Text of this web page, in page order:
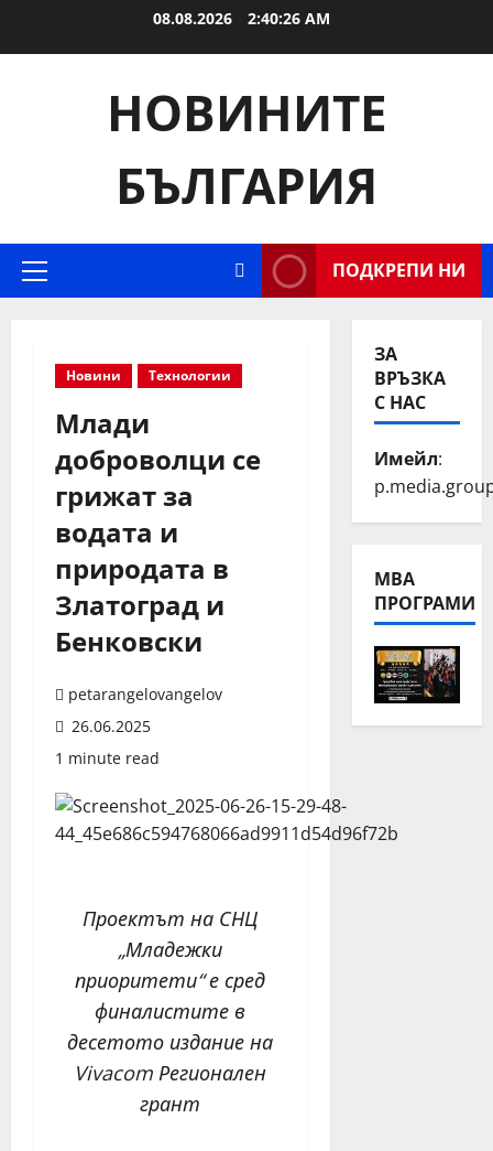
08.08.2026 2:40:26 AM
НОВИНИТЕ
БЪЛГАРИЯ
Primary
ПОДКРЕПИ НИ
Новини Технологии
Млади
доброволци се
грижат за
водата и
природата в
Златоград и
Бенковски
petarangelovangelov
26.06.2025
1 minute read
Проектът на СНЦ
„Младежки
приоритети“ е сред
финалистите в
десетото издание на
Vivacom Регионален
грант
ЗА
ВРЪЗКА
С НАС
Имейл:
МВА
ПРОГРАМИ